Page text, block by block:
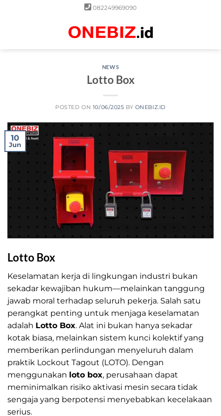
082249969090
NEWS
Lotto Box
POSTED ON 10/06/2025 BY ONEBIZ.ID
10
Jun
Lotto Box
Keselamatan kerja di lingkungan industri bukan
sekadar kewajiban hukum—melainkan tanggung
jawab moral terhadap seluruh pekerja. Salah satu
perangkat penting untuk menjaga keselamatan
adalah Lotto Box. Alat ini bukan hanya sekadar
kotak biasa, melainkan sistem kunci kolektif yang
memberikan perlindungan menyeluruh dalam
praktik Lockout Tagout (LOTO). Dengan
menggunakan loto box, perusahaan dapat
meminimalkan risiko aktivasi mesin secara tidak
sengaja yang berpotensi menyebabkan kecelakaan
serius.